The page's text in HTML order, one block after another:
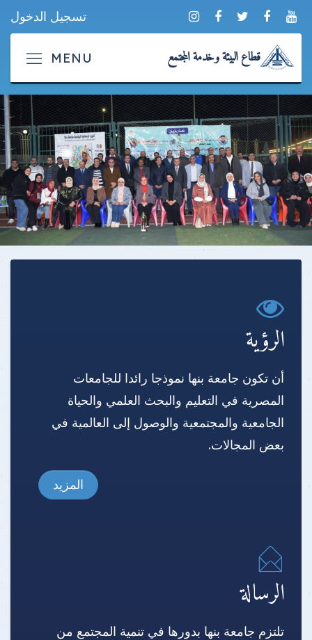
تسجيل الدخول
قطاع البيئة وخدمة المجتمع
الرؤية
أن تكون جامعة بنها نموذجا رائدا للجامعات
المصرية في التعليم والبحث العلمي والحياة
الجامعية والمجتمعية والوصول إلى العالمية في
بعض المجالات.
المزيد
الرسالة
تلتزم جامعة بنها بدورها في تنمية المجتمع من